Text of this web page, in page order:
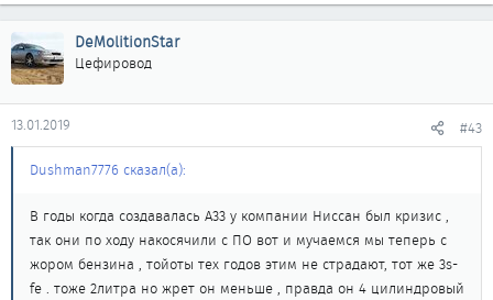
DeMolitionStar
Цефировод
13.01.2019 #43
Dushman7776 сказал(а):
В годы когда создавалась А33 у компании Ниссан был кризис ,
так они по ходу накосячили с ПО вот и мучаемся мы теперь с
жором бензина , тойоты тех годов этим не страдают, тот же 3s-
fe . тоже 2литра но жрет он меньше , правда он 4 цилиндровый